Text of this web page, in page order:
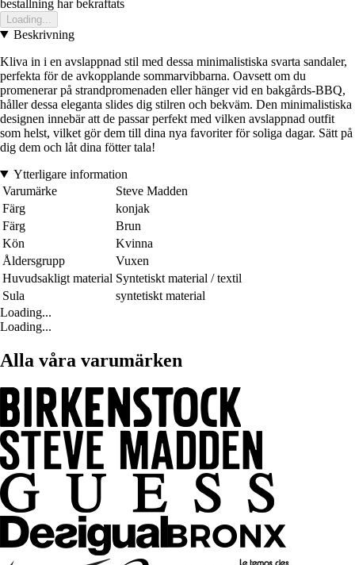
bestallning har bekraftats
Loading...
Beskrivning
Kliva in i en avslappnad stil med dessa minimalistiska svarta sandaler,
perfekta för de avkopplande sommarvibbarna. Oavsett om du
promenerar på strandpromenaden eller hänger vid en bakgårds-BBQ,
håller dessa eleganta slides dig stilren och bekväm. Den minimalistiska
designen innebär att de passar perfekt med vilken avslappnad outfit
som helst, vilket gör dem till dina nya favoriter för soliga dagar. Sätt på
dig dem och låt dina fötter tala!
Ytterligare information
Varumärke
Steve Madden
Färg
konjak
Färg
Brun
Kön
Kvinna
Åldersgrupp
Vuxen
Huvudsakligt material Syntetiskt material / textil
Sula
syntetiskt material
Loading...
Loading...
Alla våra varumärken